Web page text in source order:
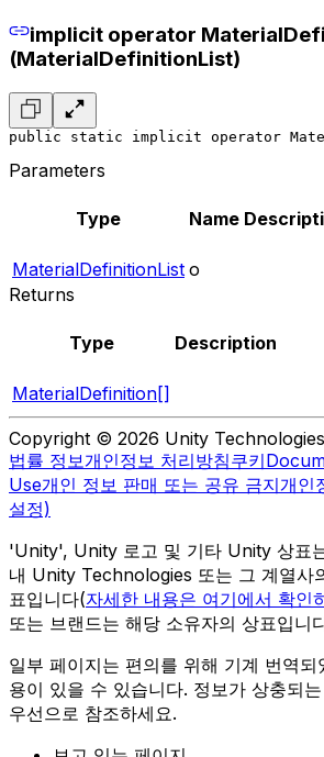
implicit operator
(MaterialDefinitionList)
public static implicit operator
Parameters
Type Name
MaterialDefinitionList o
Returns
Type Description
MaterialDefinition[]
Copyright © 2026 Unity Technologies
법률 정보개인정보 처리방침쿠키
Use개인 정보 판매 또는 공유 금지개인
설정)
'Unity', Unity 로고 및 기타 Unity 상표
내 Unity Technologies 또는 그 계열사
표입니다(자세한 내용은 여기에서 확인
또는 브랜드는 해당 소유자의 상표입니
일부 페이지는 편의를 위해 기계 번역되
용이 있을 수 있습니다. 정보가 상충되
우선으로 참조하세요.